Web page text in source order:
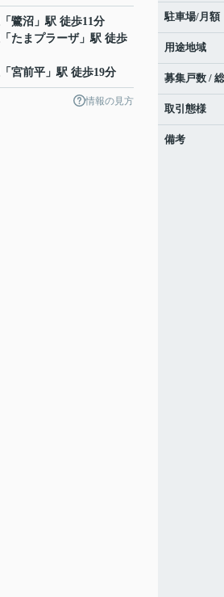
「 鷺沼 」駅 徒歩11分
「 たまプラーザ」駅 徒歩
「 宮前平 」駅 徒歩19分
情報の見方
駐車場/月額
用途地域
募集戸数 /
取引態様
備考